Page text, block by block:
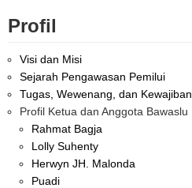
Profil
Visi dan Misi
Sejarah Pengawasan Pemilui
Tugas, Wewenang, dan Kewajiban
Profil Ketua dan Anggota Bawaslu
Rahmat Bagja
Lolly Suhenty
Herwyn JH. Malonda
Puadi